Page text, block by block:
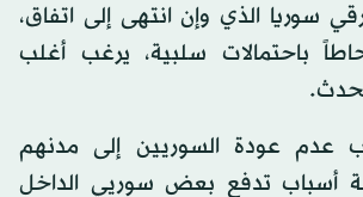
سوريا الذي وإن انتهى إلى اتفاق،
باحتمالات سلبية، يرغب أغلب
عدم عودة السوريين إلى مدنهم
أسباب تدفع بعض سوريي الداخل